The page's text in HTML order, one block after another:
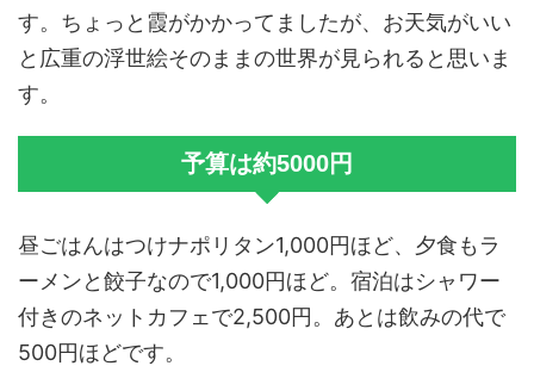
す。ちょっと霞がかかってましたが、お天気がいい
と広重の浮世絵そのままの世界が見られると思いま
す。
予算は約5000円
昼ごはんはつけナポリタン1,000円ほど、夕食もラ
ーメンと餃子なので1,000円ほど。宿泊はシャワー
付きのネットカフェで2,500円。あとは飲みの代で
500円ほどです。